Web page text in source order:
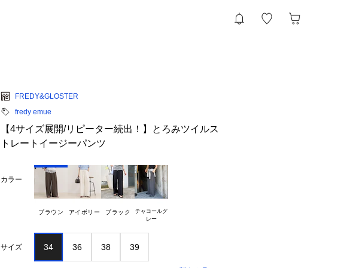
FREDY&GLOSTER
fredy emue
【4サイズ展開/リピーター続出！】とろみツイルス
トレートイージーパンツ
カラー
ブラウン アイボリー ブラック
チャコールグ
サイズ 34 36 38 39